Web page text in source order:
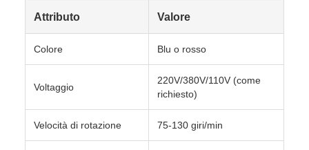
Attributo Valore
Colore Blu o rosso
Voltaggio
220V/380V/110V (come
richiesto)
Velocità di rotazione 75-130 giri/min